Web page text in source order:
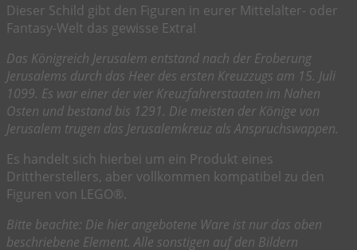
Dieser Schild gibt den Figuren in eurer Mittelalter- oder
Fantasy-Welt das gewisse Extra!
Das Königreich Jerusalem entstand nach der Eroberung
Jerusalems durch das Heer des ersten Kreuzzugs am 15. Juli
1099. Es war einer der vier Kreuzfahrerstaaten im Nahen
Osten und bestand bis 1291. Die meisten der Könige von
Jerusalem trugen das Jerusalemkreuz als Anspruchswappen.
Es handelt sich hierbei um ein Produkt eines
Drittherstellers, aber vollkommen kompatibel zu den
Figuren von LEGO®.
Bitte beachte: Die hier angebotene Ware ist nur das oben
beschriebene Element. Alle sonstigen auf den Bildern